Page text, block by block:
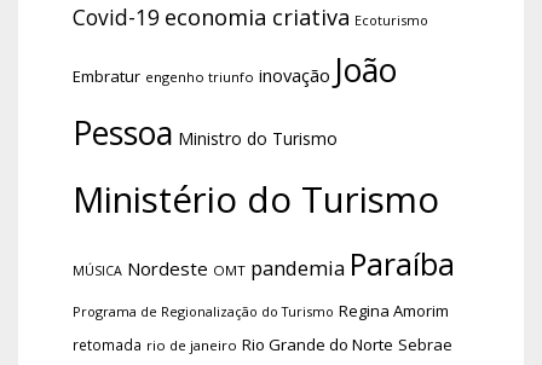
Covid-19 economia criativa Ecoturismo
Embratur engenho triunfo inovação João
Pessoa Ministro do Turismo
Ministério do Turismo
MÚSICA Nordeste OMT pandemia Paraíba
Programa de Regionalização do Turismo Regina Amorim
retomada rio de janeiro Rio Grande do Norte Sebrae